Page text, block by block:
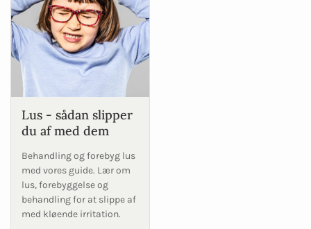
Lus - sådan slipper
du af med dem
Behandling og forebyg lus
med vores guide. Lær om
lus, forebyggelse og
behandling for at slippe af
med kløende irritation.